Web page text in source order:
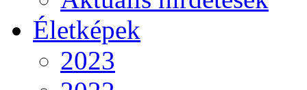
Életképek
2023